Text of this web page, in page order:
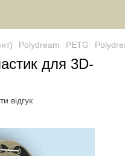
Polydream PETG
для 3D-
відгук